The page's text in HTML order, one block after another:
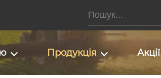
Продукція Акції